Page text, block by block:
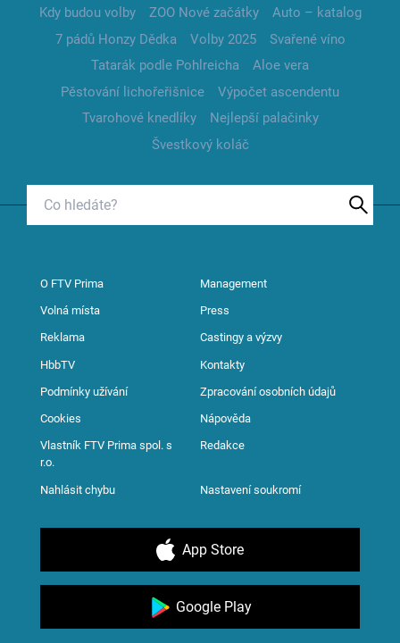
Kdy budou volby
ZOO Nové začátky
Auto – katalog
7 pádů Honzy Dědka
Volby 2025
Svařené víno
Tatarák podle Pohlreicha
Aloe vera
Pěstování lichořeřišnice
Výpočet ascendentu
Tvarohové knedlíky
Nejlepší palačinky
Švestkový koláč
O FTV Prima Management
Volná místa Press
Reklama Castingy a výzvy
HbbTV Kontakty
Podmínky užívání Zpracování osobních údajů
Cookies Nápověda
Vlastník FTV Prima spol. s
r.o.
Redakce
Nahlásit chybu Nastavení soukromí
App Store
Google Play